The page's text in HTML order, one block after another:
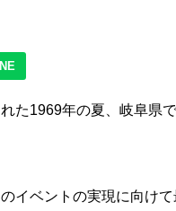
た1969年の夏、岐阜県
イベントの実現に向け